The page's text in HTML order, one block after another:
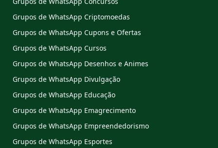
Grupos de WhatsApp Criptomoedas
Grupos de WhatsApp Cupons e Ofertas
Grupos de WhatsApp Cursos
Grupos de WhatsApp Desenhos e Animes
Grupos de WhatsApp Divulgação
Grupos de WhatsApp Educação
Grupos de WhatsApp Emagrecimento
Grupos de WhatsApp Empreendedorismo
Grupos de WhatsApp Esportes